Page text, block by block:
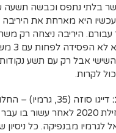
בלתי נתפס וכבשה תשעה
היא מארחת את היריבה
עבורם. היריבה ניצחה רק
אבל רק עם תשע נקודות
לקרות.
דייגו סוזה (35,
חתם בה בתחילת 2020 לאחר
לגרמיו מבנפיקה. כל